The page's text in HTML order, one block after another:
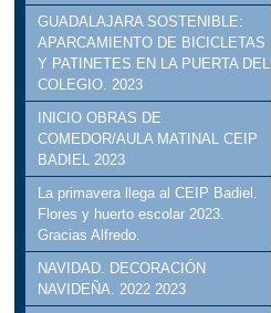
GUADALAJARA SOSTENIBLE:
APARCAMIENTO DE BICICLETAS
Y PATINETES EN LA PUERTA DEL
COLEGIO. 2023
INICIO OBRAS DE
COMEDOR/AULA MATINAL CEIP
BADIEL 2023
La primavera llega al CEIP Badiel.
Flores y huerto escolar 2023.
Gracias Alfredo.
NAVIDAD. DECORACIÓN
NAVIDEÑA. 2022 2023